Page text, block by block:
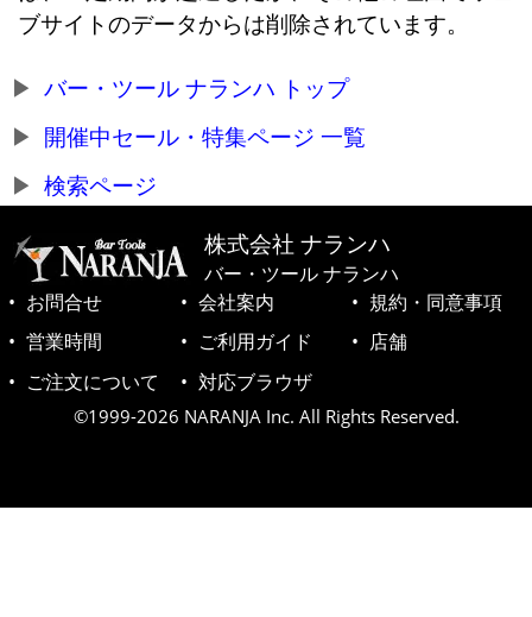
ブサイトのデータからは削除されています。
バー・ツール ナランハ トップ
開催中セール・特集ページ 一覧
検索ページ
株式会社 ナランハ
バー・ツール ナランハ
お問合せ
会社案内
規約・同意事項
営業時間
ご利用ガイド
店舗
ご注文について
対応ブラウザ
©1999-2026 NARANJA Inc. All Rights Reserved.